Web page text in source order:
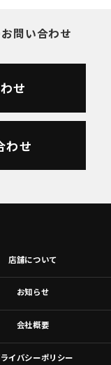
問い合わせ
せ
わせ
店舗について
お知らせ
会社概要
イバシーポリシー